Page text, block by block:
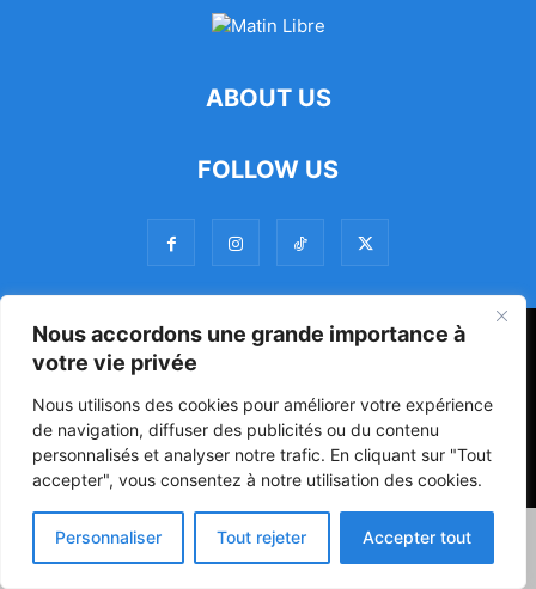
Nous accordons une grande importance à
votre vie privée
Nous utilisons des cookies pour améliorer votre expérience
de navigation, diffuser des publicités ou du contenu
personnalisés et analyser notre trafic. En cliquant sur "Tout
accepter", vous consentez à notre utilisation des cookies.
Personnaliser Tout rejeter Accepter tout
ABOUT US
FOLLOW US
47ᵉ Assemblée Mondiale sur la Protection de la Vie Privée: Me
Luciano Hounkponou représente le Bénin à Séoul
Politique Société Culture
© Powered by digitXplus Francophone